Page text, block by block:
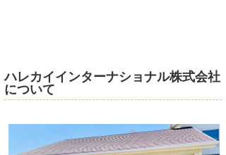
ハレカイインターナショナル株式会社
について